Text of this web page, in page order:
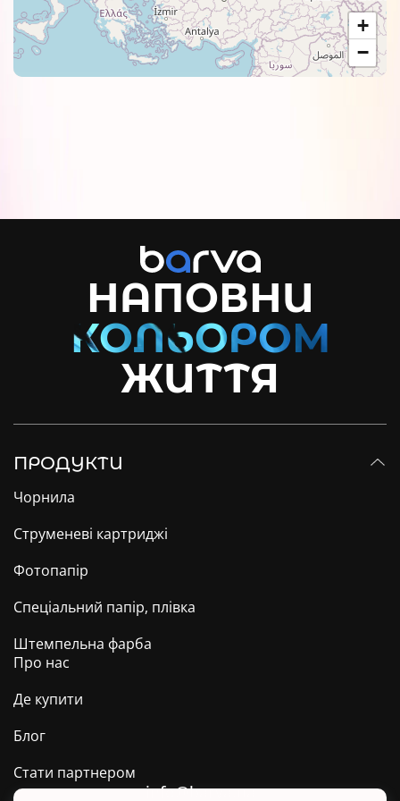
+
−
НАПОВНИ
ЖИТТЯ
ПРОДУКТИ
Чорнила
Струменеві картриджі
Фотопапір
Спеціальний папір, плівка
Штемпельна фарба
Про нас
Де купити
Блог
Стати партнером
info@barva.ua